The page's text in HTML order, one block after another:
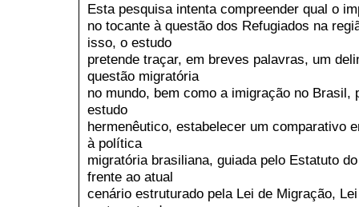
Esta pesquisa intenta compreender qual o
no tocante à questão dos Refugiados na
isso, o estudo
pretende traçar, em breves palavras, um
questão migratória
no mundo, bem como a imigração no Brasil,
estudo
hermenêutico, estabelecer um comparativo
à política
migratória brasiliana, guiada pelo Estatuto
frente ao atual
cenário estruturado pela Lei de Migração,